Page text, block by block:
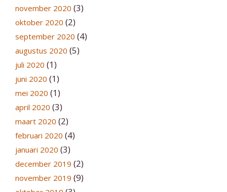
november 2020 (3)
oktober 2020 (2)
september 2020 (4)
augustus 2020 (5)
juli 2020 (1)
juni 2020 (1)
mei 2020 (1)
april 2020 (3)
maart 2020 (2)
februari 2020 (4)
januari 2020 (3)
december 2019 (2)
november 2019 (9)